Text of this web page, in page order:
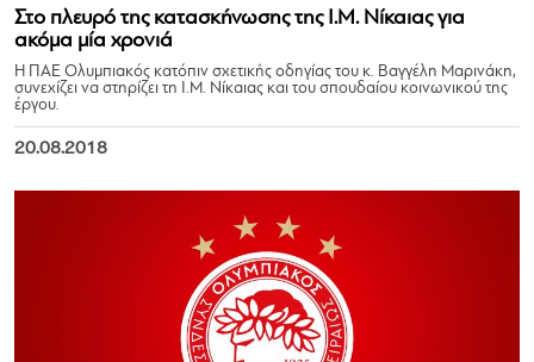
Στο πλευρό της κατασκήνωσης της Ι.Μ. Νίκαιας για
ακόμα μία χρονιά
Η ΠΑΕ Ολυμπιακός κατόπιν σχετικής οδηγίας του κ. Βαγγέλη Μαρινάκη,
συνεχίζει να στηρίζει τη Ι.Μ. Νίκαιας και του σπουδαίου κοινωνικού της
έργου.
20.08.2018